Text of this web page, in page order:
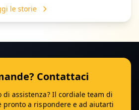
le storie
Contattaci
di assistenza? Il cordiale team di
pronto a rispondere e ad aiutarti